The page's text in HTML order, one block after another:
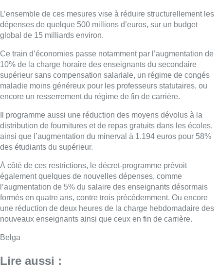
L’ensemble de ces mesures vise à réduire structurellement les
dépenses de quelque 500 millions d’euros, sur un budget
global de 15 milliards environ.
Ce train d’économies passe notamment par l’augmentation de
10% de la charge horaire des enseignants du secondaire
supérieur sans compensation salariale, un régime de congés
maladie moins généreux pour les professeurs statutaires, ou
encore un resserrement du régime de fin de carrière.
Il programme aussi une réduction des moyens dévolus à la
distribution de fournitures et de repas gratuits dans les écoles,
ainsi que l’augmentation du minerval à 1.194 euros pour 58%
des étudiants du supérieur.
À côté de ces restrictions, le décret-programme prévoit
également quelques de nouvelles dépenses, comme
l’augmentation de 5% du salaire des enseignants désormais
formés en quatre ans, contre trois précédemment. Ou encore
une réduction de deux heures de la charge hebdomadaire des
nouveaux enseignants ainsi que ceux en fin de carrière.
Belga
Lire aussi :